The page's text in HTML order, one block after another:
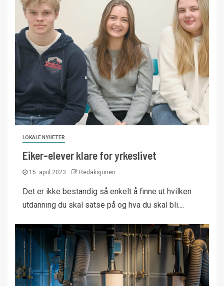
LOKALE NYHETER
Eiker-elever klare for yrkeslivet
15. april 2023 Redaksjonen
Det er ikke bestandig så enkelt å finne ut hvilken
utdanning du skal satse på og hva du skal bli....